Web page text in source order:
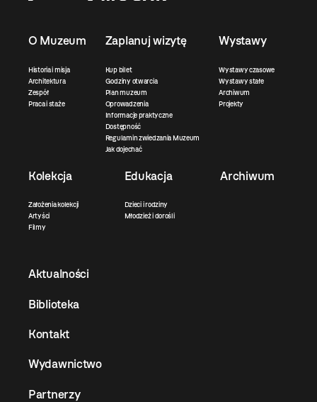
O Muzeum
Historia i misja
Architektura
Zespół
Praca i staże
Zaplanuj wizytę
Kup bilet
Godziny otwarcia
Plan muzeum
Oprowadzenia
Informacje praktyczne
Dostępność
Regulamin zwiedzania Muzeum
Jak dojechać
Wystawy
Wystawy czasowe
Wystawy stałe
Archiwum
Projekty
Kolekcja
Założenia kolekcji
Artyści
Filmy
Edukacja
Dzieci i rodziny
Młodzież i dorośli
Archiwum
Aktualności
Biblioteka
Kontakt
Wydawnictwo
Partnerzy